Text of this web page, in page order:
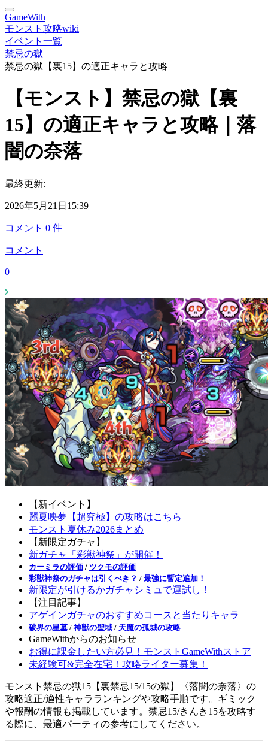
GameWith
モンスト攻略wiki
イベント一覧
禁忌の獄
禁忌の獄【裏15】の適正キャラと攻略
【モンスト】禁忌の獄【裏
15】の適正キャラと攻略｜落
闇の奈落
最終更新:
2026年5月21日15:39
コメント 0 件
コメント
0
【新イベント】
麗夏映夢【超究極】の攻略はこちら
モンスト夏休み2026まとめ
【新限定ガチャ】
新ガチャ「彩獣神祭」が開催！
カーミラの評価 / ツクモの評価
彩獣神祭のガチャは引くべき？ / 最強に暫定追加！
新限定が引けるかガチャシミュで運試し！
【注目記事】
アゲインガチャのおすすめコースと当たりキャラ
破界の星墓 / 神獣の聖域 / 天魔の孤城の攻略
GameWithからのお知らせ
お得に課金したい方必見！モンストGameWithストア
未経験可&完全在宅！攻略ライター募集！
モンスト禁忌の獄15【裏禁忌15/15の獄】〈落闇の奈落〉の
攻略適正/適性キャラランキングや攻略手順です。ギミック
や報酬の情報も掲載しています。禁忌15/きんき15を攻略す
る際に、最適パーティの参考にしてください。